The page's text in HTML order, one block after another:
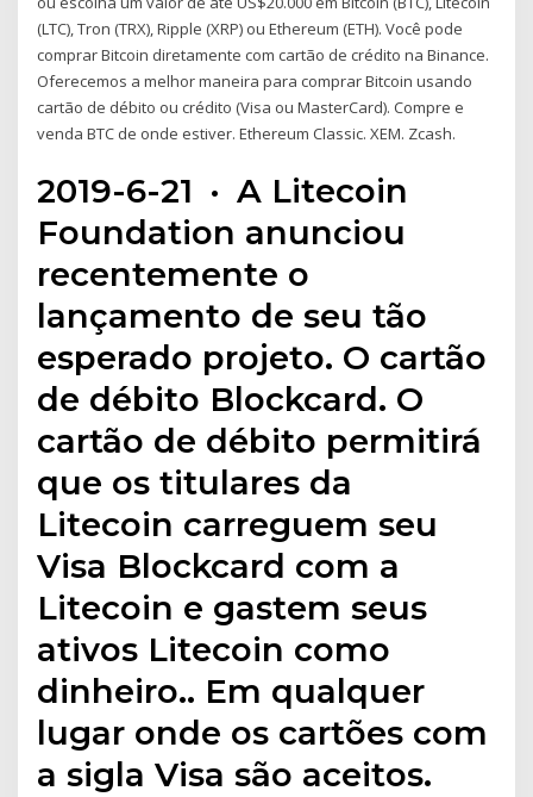
(LTC), Tron (TRX), Ripple (XRP) ou Ethereum (ETH). Você pode
comprar Bitcoin diretamente com cartão de crédito na Binance.
Oferecemos a melhor maneira para comprar Bitcoin usando
cartão de débito ou crédito (Visa ou MasterCard). Compre e
venda BTC de onde estiver. Ethereum Classic. XEM. Zcash.
2019-6-21 · A Litecoin
Foundation anunciou
recentemente o
lançamento de seu tão
esperado projeto. O cartão
de débito Blockcard. O
cartão de débito permitirá
que os titulares da
Litecoin carreguem seu
Visa Blockcard com a
Litecoin e gastem seus
ativos Litecoin como
dinheiro.. Em qualquer
lugar onde os cartões com
a sigla Visa são aceitos.